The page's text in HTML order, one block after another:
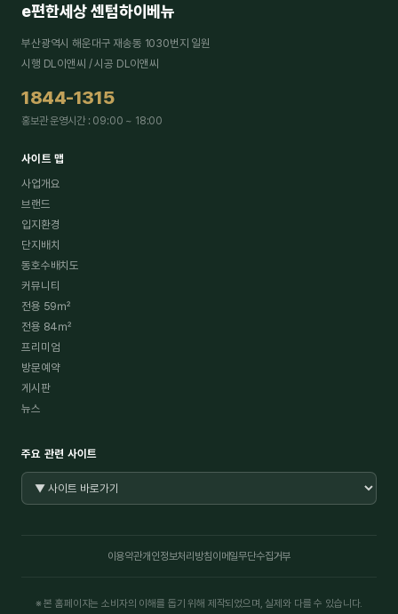
e편한세상 센텀하이베뉴
부산광역시 해운대구 재송동 1030번지 일원
시행 DL이앤씨 / 시공 DL이앤씨
1844-1315
홍보관 운영시간 : 09:00 ~ 18:00
사이트 맵
사업개요
브랜드
입지환경
단지배치
동호수배치도
커뮤니티
전용 59㎡
전용 84㎡
프리미엄
방문예약
게시판
뉴스
주요 관련 사이트
이용약관개인정보처리방침이메일무단수집거부
※ 본 홈페이지는 소비자의 이해를 돕기 위해 제작되었으며, 실제와 다를 수 있습니다.